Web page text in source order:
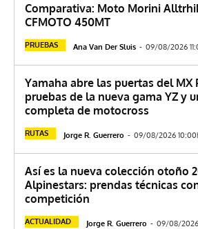
Comparativa: Moto Morini
CFMOTO 450MT
PRUEBAS Ana Van Der Sluis - 09/08/2026
Yamaha abre las puertas del MX
pruebas de la nueva gama YZ y
completa de motocross
RUTAS Jorge R. Guerrero - 09/08/2026
Así es la nueva colección otoño
Alpinestars: prendas técnicas
competición
ACTUALIDAD Jorge R. Guerrero - 09/08/